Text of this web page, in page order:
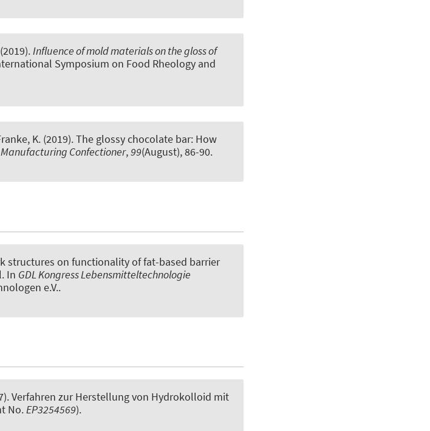
(2019).Influence of mold materials on the gloss of
Symposium on Food Rheology and
K. (2019).The glossy chocolate bar: How
Manufacturing Confectioner,99(August), 86-90.
structures on functionality of fat-based barrier
. In GDL Kongress Lebensmitteltechnologie
e.V..
Verfahren zur Herstellung von Hydrokolloid mit
No.EP3254569).